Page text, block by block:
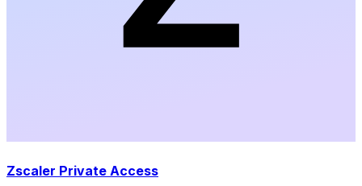
Zscaler Private Access